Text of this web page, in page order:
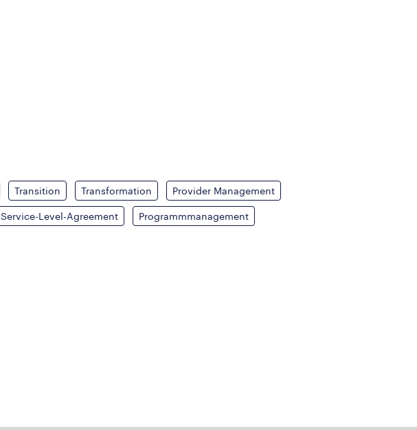
Transition Transformation Provider Management
Service-Level-Agreement Programmmanagement